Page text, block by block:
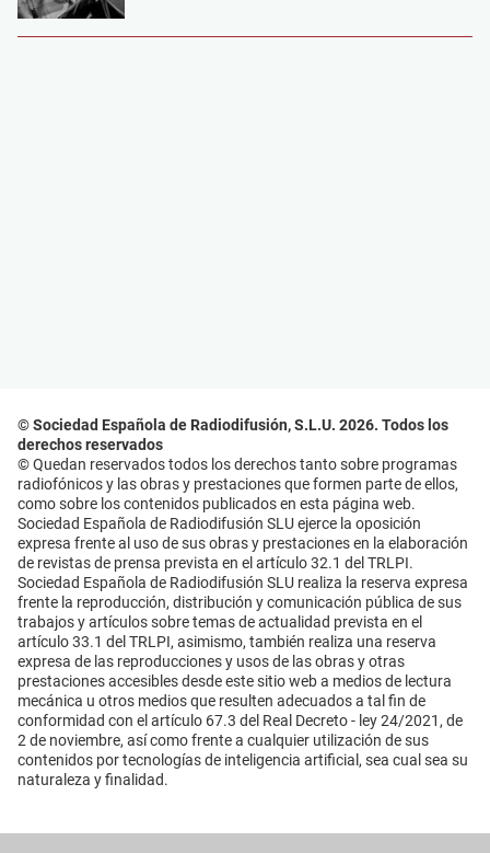
© Sociedad Española de Radiodifusión, S.L.U. 2026. Todos los
derechos reservados
© Quedan reservados todos los derechos tanto sobre programas
radiofónicos y las obras y prestaciones que formen parte de ellos,
como sobre los contenidos publicados en esta página web.
Sociedad Española de Radiodifusión SLU ejerce la oposición
expresa frente al uso de sus obras y prestaciones en la elaboración
de revistas de prensa prevista en el artículo 32.1 del TRLPI.
Sociedad Española de Radiodifusión SLU realiza la reserva expresa
frente la reproducción, distribución y comunicación pública de sus
trabajos y artículos sobre temas de actualidad prevista en el
artículo 33.1 del TRLPI, asimismo, también realiza una reserva
expresa de las reproducciones y usos de las obras y otras
prestaciones accesibles desde este sitio web a medios de lectura
mecánica u otros medios que resulten adecuados a tal fin de
conformidad con el artículo 67.3 del Real Decreto - ley 24/2021, de
2 de noviembre, así como frente a cualquier utilización de sus
contenidos por tecnologías de inteligencia artificial, sea cual sea su
naturaleza y finalidad.